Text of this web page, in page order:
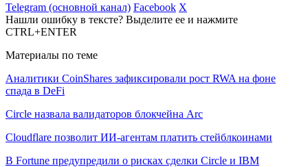
Telegram (основной канал) Facebook X
Нашли ошибку в тексте? Выделите ее и нажмите
CTRL+ENTER
Материалы по теме
Аналитики CoinShares зафиксировали рост RWA на фоне
спада в DeFi
Circle назвала валидаторов блокчейна Arc
Cloudflare позволит ИИ-агентам платить стейблкоинами
В Fortune предупредили о рисках сделки Circle и IBM